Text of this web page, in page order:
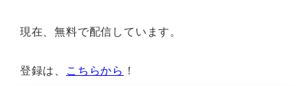
現在、無料で配信しています。
登録は、 こちらから ！